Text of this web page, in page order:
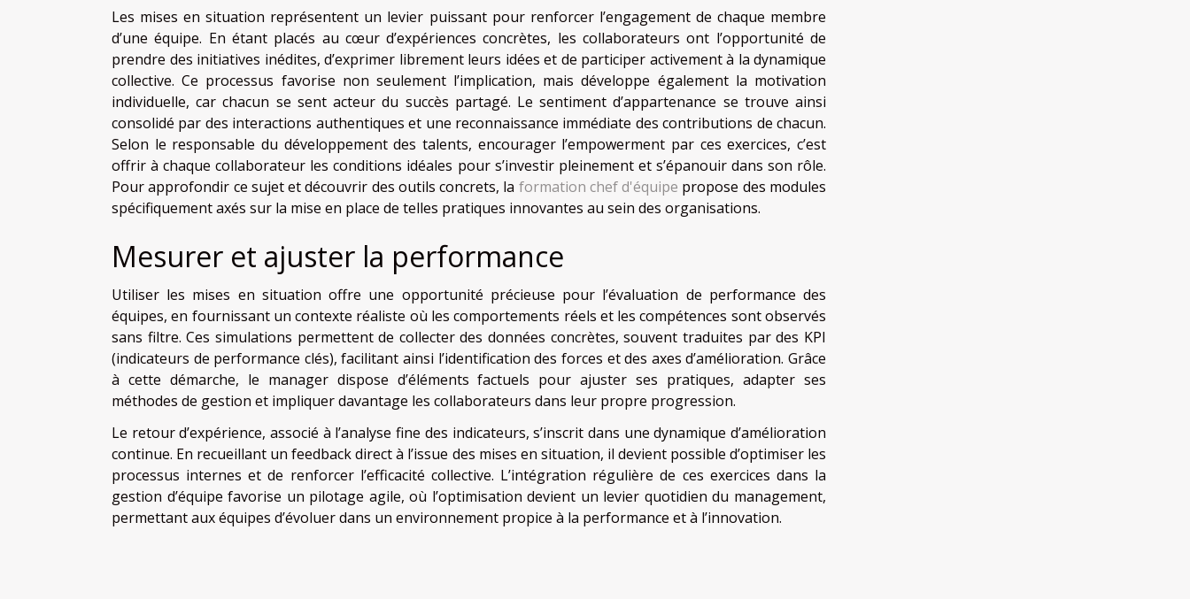
Les mises en situation représentent un levier puissant pour renforcer l’engagement de chaque membre
d’une équipe. En étant placés au cœur d’expériences concrètes, les collaborateurs ont l’opportunité de
prendre des initiatives inédites, d’exprimer librement leurs idées et de participer activement à la dynamique
collective. Ce processus favorise non seulement l’implication, mais développe également la motivation
individuelle, car chacun se sent acteur du succès partagé. Le sentiment d’appartenance se trouve ainsi
consolidé par des interactions authentiques et une reconnaissance immédiate des contributions de chacun.
Selon le responsable du développement des talents, encourager l’empowerment par ces exercices, c’est
offrir à chaque collaborateur les conditions idéales pour s’investir pleinement et s’épanouir dans son rôle.
Pour approfondir ce sujet et découvrir des outils concrets, la formation chef d'équipe propose des modules
spécifiquement axés sur la mise en place de telles pratiques innovantes au sein des organisations.
Mesurer et ajuster la performance
Utiliser les mises en situation offre une opportunité précieuse pour l’évaluation de performance des
équipes, en fournissant un contexte réaliste où les comportements réels et les compétences sont observés
sans filtre. Ces simulations permettent de collecter des données concrètes, souvent traduites par des KPI
(indicateurs de performance clés), facilitant ainsi l’identification des forces et des axes d’amélioration. Grâce
à cette démarche, le manager dispose d’éléments factuels pour ajuster ses pratiques, adapter ses
méthodes de gestion et impliquer davantage les collaborateurs dans leur propre progression.
Le retour d’expérience, associé à l’analyse fine des indicateurs, s’inscrit dans une dynamique d’amélioration
continue. En recueillant un feedback direct à l’issue des mises en situation, il devient possible d’optimiser les
processus internes et de renforcer l’efficacité collective. L’intégration régulière de ces exercices dans la
gestion d’équipe favorise un pilotage agile, où l’optimisation devient un levier quotidien du management,
permettant aux équipes d’évoluer dans un environnement propice à la performance et à l’innovation.